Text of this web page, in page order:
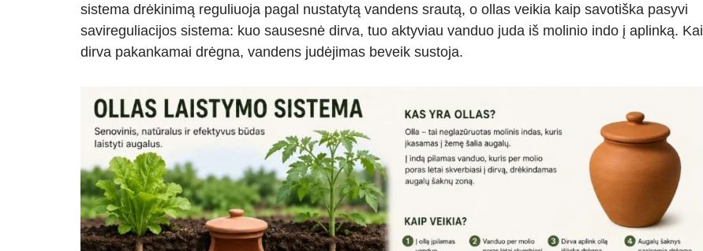
sistema drėkinimą reguliuoja pagal nustatytą vandens srautą, o ollas veikia kaip savotiška pasyvi
savireguliacijos sistema: kuo sausesnė dirva, tuo aktyviau vanduo juda iš molinio indo į aplinką. Kai
dirva pakankamai drėgna, vandens judėjimas beveik sustoja.